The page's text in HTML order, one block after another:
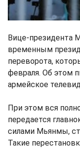
Вице-президента
временным
переворота,
февраля. Об этом
армейское
При этом вся
передается
силами Мьянмы,
Такие